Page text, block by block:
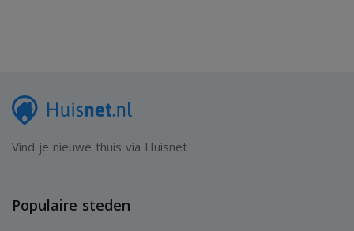
Vind je nieuwe thuis via Huisnet
Populaire steden